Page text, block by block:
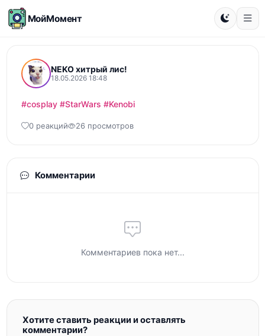
МойМомент
NEKO хитрый лис!
18.05.2026 18:48
#cosplay #StarWars #Kenobi
0 реакций 26 просмотров
Комментарии
Комментариев пока нет...
Хотите ставить реакции и оставлять
комментарии?